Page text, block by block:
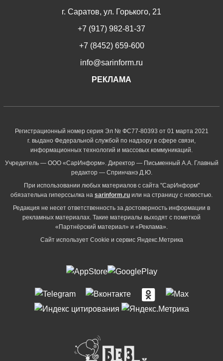
г. Саратов, ул. Горького, 21
+7 (917) 982-81-37
+7 (8452) 659-600
info@sarinform.ru
РЕКЛАМА
Регистрационный номер серия Эл № ФС77-80393 от 01 марта 2021
г. выдано Федеральной службой по надзору в сфере связи,
информационных технологий и массовых коммуникаций.
Учредитель — ООО «СарИнформ». Директор — Письменный А.А. Главный
редактор — Спринчанэ Д.Ю.
При использовании любых материалов с сайта "СарИнформ"
обязательна гиперссылка на sarinform.ru или на страницу с новостью.
Редакция не несет ответственность за достоверность информации в
рекламных материалах. Такие материалы выходят с пометкой
«Партнёрский материал» и «Реклама».
Сайт использует Cookie и сервиc Яндекс.Метрика